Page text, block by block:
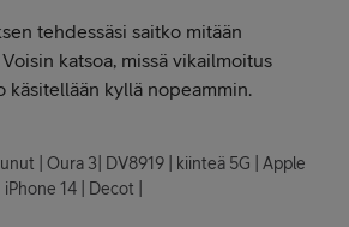
tehdessäsi saitko mitään
katsoa, missä vikailmoitus
käsitellään kyllä nopeammin.
| Oura 3| DV8919 | kiinteä 5G | Apple
14 | Decot |